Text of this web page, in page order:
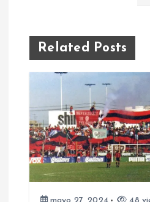
e
g
c
ó
Related Posts